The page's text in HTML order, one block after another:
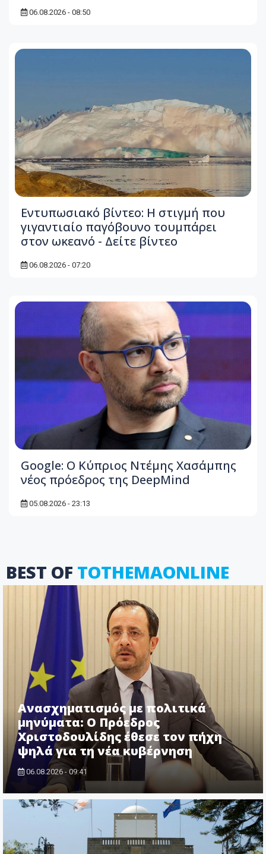
06.08.2026 - 08:50
Εντυπωσιακό βίντεο: Η στιγμή που
γιγαντιαίο παγόβουνο τουμπάρει
στον ωκεανό - Δείτε βίντεο
06.08.2026 - 07:20
Google: Ο Κύπριος Ντέμης Χασάμπης
νέος πρόεδρος της DeepMind
05.08.2026 - 23:13
BEST OF TOTHEMAONLINE
Ανασχηματισμός με πολιτικά
μηνύματα: Ο Πρόεδρος
Χριστοδουλίδης έθεσε τον πήχη
ψηλά για τη νέα κυβέρνηση
06.08.2026 - 09:41